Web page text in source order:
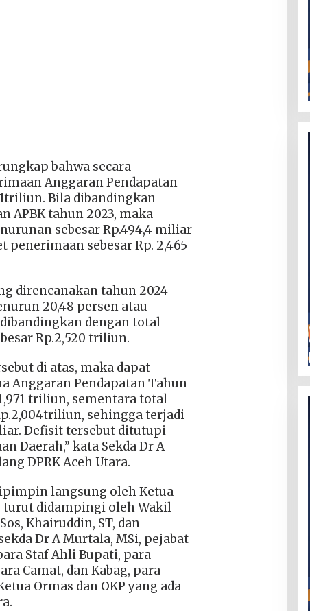
bahwa secara
Anggaran Pendapatan
Bila dibandingkan
APBK tahun 2023, maka
sebesar Rp.494,4 miliar
penerimaan sebesar Rp. 2,465
direncanakan tahun 2024
20,48 persen atau
dengan total
Rp.2,520 triliun.
di atas, maka dapat
Anggaran Pendapatan Tahun
triliun, sementara total
sehingga terjadi
Defisit tersebut ditutupi
Daerah,” kata Sekda Dr A
DPRK Aceh Utara.
langsung oleh Ketua
turut didampingi oleh Wakil
Khairuddin, ST, dan
Dr A Murtala, MSi, pejabat
Staf Ahli Bupati, para
Camat, dan Kabag, para
Ormas dan OKP yang ada